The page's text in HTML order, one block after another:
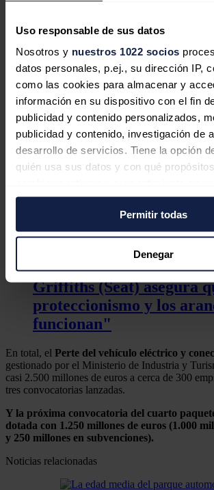
Uso responsable de sus datos
Nosotros y nuestros 1022 socios
datos personales, p.ej., su dirección IP,
como las cookies para almacenar y
información en su dispositivo con el fin
publicidad y contenido personalizados,
publicidad y contenido, investigación de
desarrollo de servicios. Tiene la opción
quién usa sus datos y con qué
momento desde la Declaración de
el Menú de consentimiento.
Si lo permite, también quisiéramos:
Recopilar información sobre su
geográfica que puede tener una
metros
Identificar su dispositivo
para buscar características
digitales)
Obtenga más información sobre cómo
datos personales y establezca sus
consentimiento en cualquier momento
de cookies.
Las cookies de este sitio web se usan
el contenido y los anuncios, ofrecer
Permitir todas
Denegar
de baterías de PowerCo
El redactor recomienda
Wayne Griffiths deja la
de SEAT
aranceles de la UE al
"ponen en riesgo" a Cupra
Griffiths (Seat) asegura
proteccionismo y los
funcionan"
En total, el Perte del vehículo eléctrico y
gestionado por el Ministerio de Industria y
casi 2.500 millones de euros a cerca de 300
tres convocatorias lanzadas.
Y la próxima convocatoria del cuarto
dotada con 1.250 millones de euros (1.000
y 250 millones en subvenciones).
Noticias relacionadas